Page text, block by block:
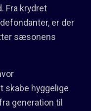
Fra krydret
er der
sæsonens
skabe hyggelige
generation til